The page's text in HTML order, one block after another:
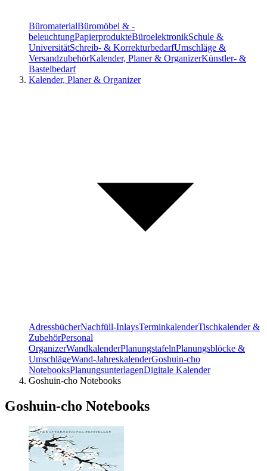
BüromaterialBüromöbel & -
beleuchtungPapierprodukteBüroelektronikSchule &
UniversitätSchreib- & KorrekturbedarfUmschläge &
VersandzubehörKalender, Planer & OrganizerKünstler- &
Bastelbedarf
Kalender, Planer & Organizer
AdressbücherNachfüll-InlaysTerminkalenderTischkalender &
ZubehörPersonal
OrganizerWandkalenderPlanungstafelnPlanungsblöcke &
UmschlägeWand-JahreskalenderGoshuin-cho
NotebooksPlanungsunterlagenDigitale Kalender
Goshuin-cho Notebooks
Goshuin-cho Notebooks